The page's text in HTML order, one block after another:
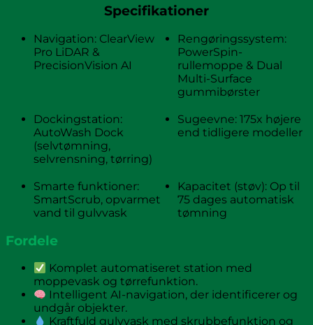
Specifikationer
Navigation: ClearView
Pro LiDAR &
PrecisionVision AI
Rengøringssystem:
PowerSpin-
rullemoppe & Dual
Multi-Surface
gummibørster
Dockingstation:
AutoWash Dock
(selvtømning,
selvrensning, tørring)
Sugeevne: 175x højere
end tidligere modeller
Smarte funktioner:
SmartScrub, opvarmet
vand til gulvvask
Kapacitet (støv): Op til
75 dages automatisk
tømning
Fordele
Komplet automatiseret station med
moppevask og tørrefunktion.
Intelligent AI-navigation, der identificerer og
undgår objekter.
Kraftfuld gulvvask med skrubbefunktion og